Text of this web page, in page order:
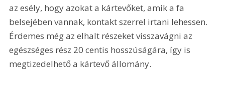
az esély, hogy azokat a kártevőket, amik a fa
belsejében vannak, kontakt szerrel irtani lehessen.
Érdemes még az elhalt részeket visszavágni az
egészséges rész 20 centis hosszúságára, így is
megtizedelhető a kártevő állomány.